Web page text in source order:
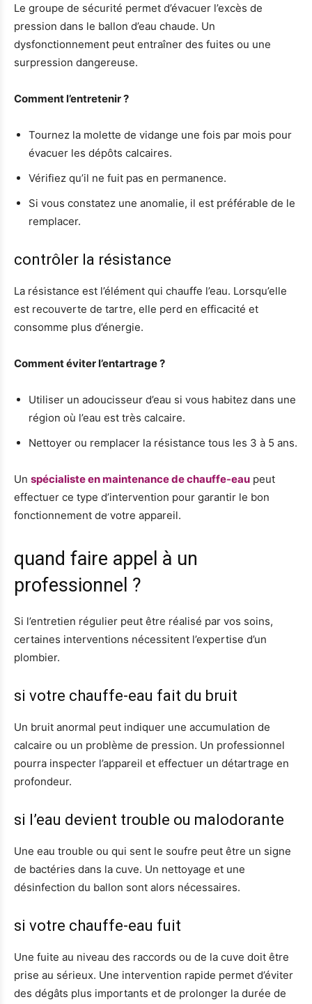
Le groupe de sécurité permet d’évacuer l’excès de
pression dans le ballon d’eau chaude. Un
dysfonctionnement peut entraîner des fuites ou une
surpression dangereuse.
Comment l’entretenir ?
Tournez la molette de vidange une fois par mois pour
évacuer les dépôts calcaires.
Vérifiez qu’il ne fuit pas en permanence.
Si vous constatez une anomalie, il est préférable de le
remplacer.
contrôler la résistance
La résistance est l’élément qui chauffe l’eau. Lorsqu’elle
est recouverte de tartre, elle perd en efficacité et
consomme plus d’énergie.
Comment éviter l’entartrage ?
Utiliser un adoucisseur d’eau si vous habitez dans une
région où l’eau est très calcaire.
Nettoyer ou remplacer la résistance tous les 3 à 5 ans.
Un spécialiste en maintenance de chauffe-eau peut
effectuer ce type d’intervention pour garantir le bon
fonctionnement de votre appareil.
quand faire appel à un
professionnel ?
Si l’entretien régulier peut être réalisé par vos soins,
certaines interventions nécessitent l’expertise d’un
plombier.
si votre chauffe-eau fait du bruit
Un bruit anormal peut indiquer une accumulation de
calcaire ou un problème de pression. Un professionnel
pourra inspecter l’appareil et effectuer un détartrage en
profondeur.
si l’eau devient trouble ou malodorante
Une eau trouble ou qui sent le soufre peut être un signe
de bactéries dans la cuve. Un nettoyage et une
désinfection du ballon sont alors nécessaires.
si votre chauffe-eau fuit
Une fuite au niveau des raccords ou de la cuve doit être
prise au sérieux. Une intervention rapide permet d’éviter
des dégâts plus importants et de prolonger la durée de